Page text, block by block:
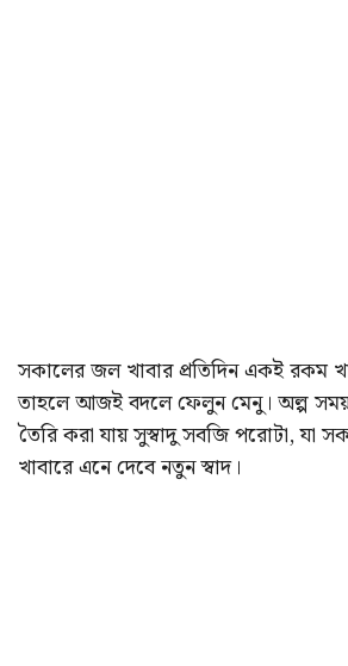
সকালের জল খাবার প্রতিদিন একই রকম
তাহলে আজই বদলে ফেলুন মেনু। অল্প
তৈরি করা যায় সুস্বাদু সবজি পরোটা, যা
খাবারে এনে দেবে নতুন স্বাদ।